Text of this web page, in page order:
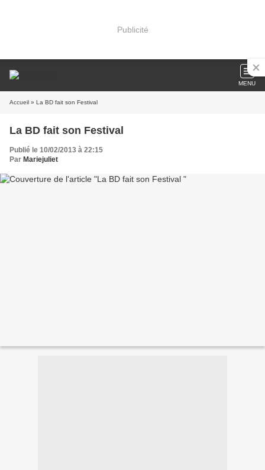
Publicité
MENU
Accueil » La BD fait son Festival
La BD fait son Festival
Publié le 10/02/2013 à 22:15
Par Mariejuliet